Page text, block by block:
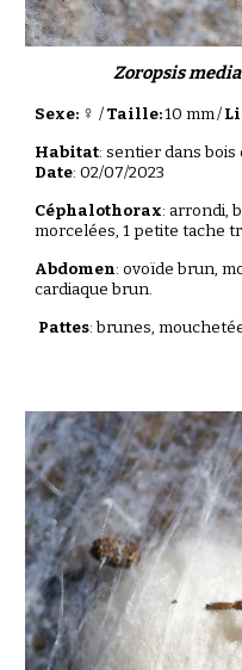
Zoropsis
Sexe: ♀/Taille:10 mm/
Habitat: sentier dans bois
Date: 02/07/2023
Céphalothorax: arrondi,
morcelées, 1 petite tache
Abdomen: ovoïde brun,
cardiaque brun.
Pattes: brunes,